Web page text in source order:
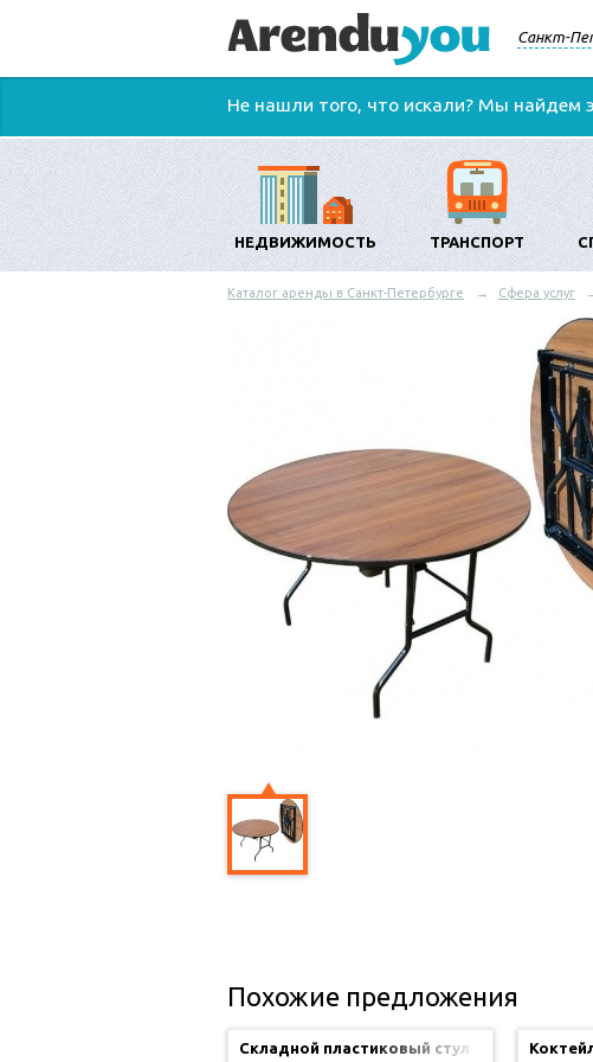
Санкт-
Не нашли того, что искали? Мы найдем
НЕДВИЖИМОСТЬ ТРАНСПОРТ
Каталог аренды в Санкт-Петербурге Сфера услуг
Похожие предложения
Складной пластиковый стул